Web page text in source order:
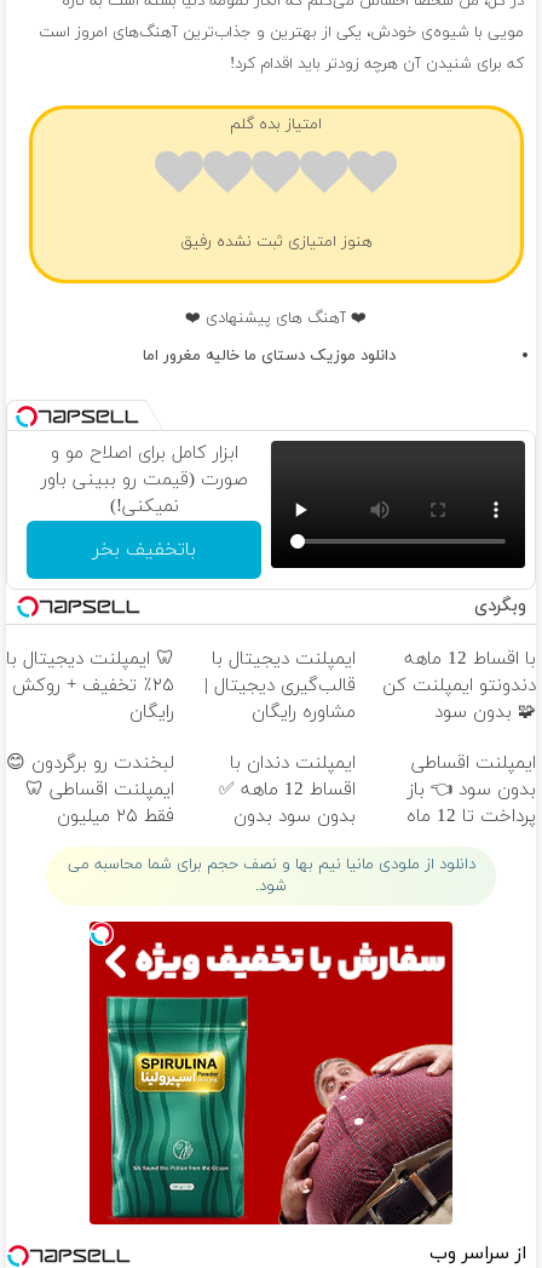
مویی با شیوه‌ی خودش، یکی از بهترین و جذاب‌ترین آهنگ‌های امروز است
که برای شنیدن آن هرچه زودتر باید اقدام کرد!
امتیاز بده گلم
هنوز امتیازی ثبت نشده رفیق
❤️ آهنگ های پیشنهادی ❤️
دانلود موزیک دستای ما خالیه مغرور اما
ابزار کامل برای اصلاح مو و
صورت (قیمت رو ببینی باور
نمیکنی!)
باتخفیف بخر
وبگردی
با اقساط 12 ماهه
دندونتو ایمپلنت کن
🧩 بدون سود
ایمپلنت دیجیتال با
قالب‌گیری دیجیتال |
مشاوره رایگان
🦷 ایمپلنت دیجیتال با
۲۵٪ تخفیف + روکش
رایگان
ایمپلنت اقساطی
بدون سود 👈 باز
پرداخت تا 12 ماه
ایمپلنت دندان با
اقساط 12 ماهه ✅
بدون سود بدون
ضامن
لبخندت رو برگردون 😊
ایمپلنت اقساطی 🦷
فقط ۲۵ میلیون
دانلود از ملودی مانیا نیم بها و نصف حجم برای شما محاسبه می
شود.
از سراسر وب